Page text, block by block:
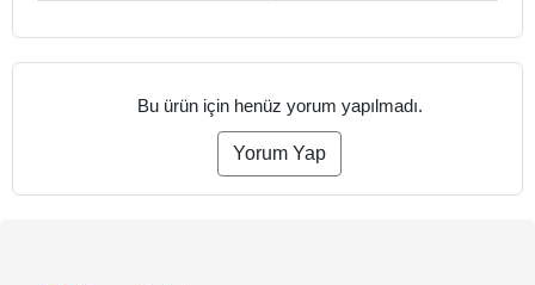
Bu ürün için henüz yorum yapılmadı.
Yorum Yap